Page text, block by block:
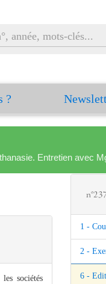
?
Entretien avec
sociétés
1 -
2 -
6 -